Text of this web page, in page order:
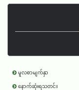
မူလစာမျက်နှာ
နောက်ဆုံးရသတင်း